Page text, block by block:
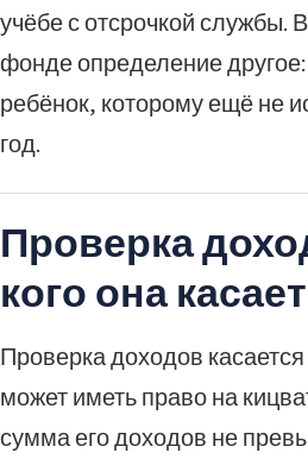
учёбе с отсрочкой службы.
фонде определение
ребёнок, которому ещё не
год.
Проверка
кого она
Проверка доходов касается
может иметь право на
сумма его доходов не